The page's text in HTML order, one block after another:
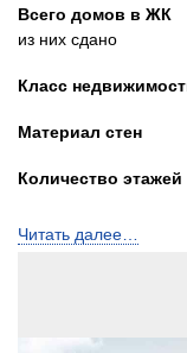
Всего домов в ЖК
из них сдано
Класс
Материал стен
Количество этажей
Количество
количество подъездов
Высота потолков, м
Читать далее…